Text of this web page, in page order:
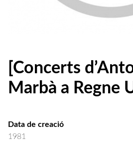
[Concerts
Marbà a Regne
Data de creació
1981